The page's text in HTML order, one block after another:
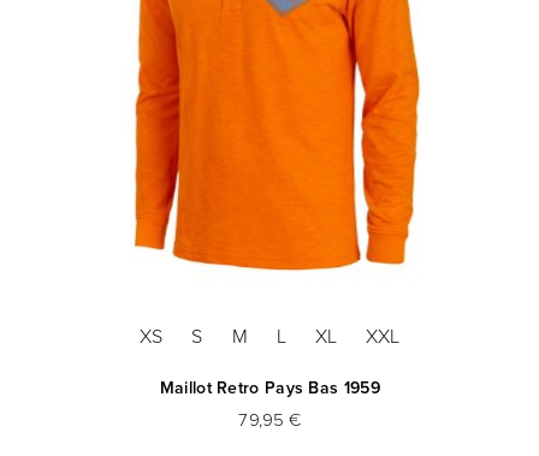
XS S M L XL XXL
Maillot Retro Pays Bas 1959
79,95 €